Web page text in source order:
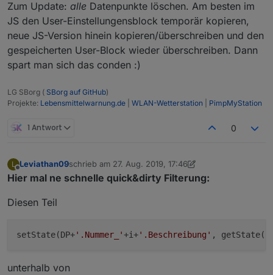
Zum Update: alle Datenpunkte löschen. Am besten im
JS den User-Einstellungensblock temporär kopieren,
neue JS-Version hinein kopieren/überschreiben und den
gespeicherten User-Block wieder überschreiben. Dann
spart man sich das conden :)
LG SBorg ( SBorg auf GitHub)
Projekte: Lebensmittelwarnung.de WLAN-Wetterstation PimpMyStation
1 Antwort 0
L
Offline
Leviathan09schrieb am 27. Aug. 2019, 17:46
zuletzt editiert von Leviathan09
Hier mal ne schnelle quick&dirty Filterung:
Diesen Teil
setState(DP+'.Nummer_'+i+'.Beschreibung' ,
unterhalb von